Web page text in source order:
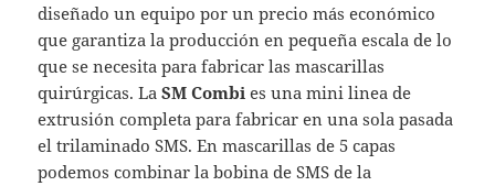
diseñado un equipo por un precio más económico
que garantiza la producción en pequeña escala de lo
que se necesita para fabricar las mascarillas
quirúrgicas. LaSM Combi es una mini linea de
extrusión completa para fabricar en una sola pasada
el trilaminado SMS. En mascarillas de 5 capas
podemos combinar la bobina de SMS de la